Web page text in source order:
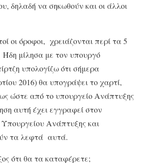
δηλαδή να σηκωθούν και οι άλλοι
οι όροφοι, χρειάζονται περί τα 5
μίλησα με τον υπουργό
υπολογίζω ότι σήμερα
2016) θα υπογράψει το χαρτί,
ώστε από το υπουργείο Ανάπτυξης
αυτή έχει εγγραφεί στον
Ανάπτυξης και
τα λεφτά αυτά.
ότι θα τα καταφέρετε;